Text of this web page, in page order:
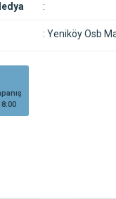
:
: Yeniköy Osb